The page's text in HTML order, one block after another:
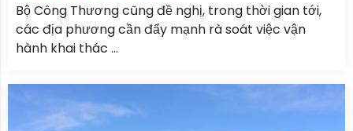
Bộ Công Thương cũng đề nghị, trong thời gian tới,
các địa phương cần đẩy mạnh rà soát việc vận
hành khai thác ...